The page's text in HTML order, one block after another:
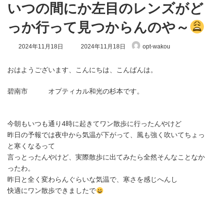
いつの間にか左目のレンズがど
っか行って見つからんのや～
2024年11月18日
最
新
:
2024年11月18日 opt-wakou
おはようございます、こんにちは、こんばんは。
碧南市 オプティカル和光の杉本です。
今朝もいつも通り4時に起きてワン散歩に行ったんやけど
昨日の予報では夜中から気温が下がって、風も強く吹いてちょっ
と寒くなるって
言っとったんやけど、実際散歩に出てみたら全然そんなことなか
ったわ。
昨日と全く変わらんぐらいな気温で、寒さを感じへんし
快適にワン散歩できましたで